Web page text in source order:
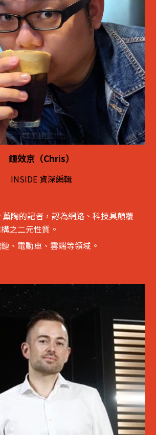
鍾效京（Chris）
INSIDE 資深編輯
陶的記者，認為網路、科技具顛覆
之二元性質。
、電動車、雲端等領域。